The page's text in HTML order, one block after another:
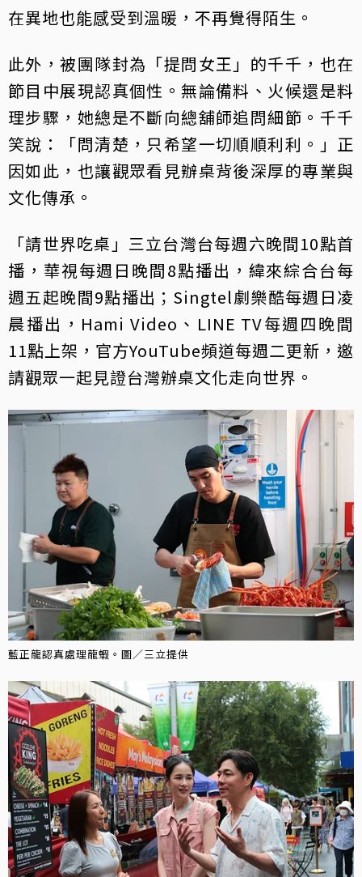
在異地也能感受到溫暖，不再覺得陌生。
此外，被團隊封為「提問女王」的千千，也在
節目中展現認真個性。無論備料、火候還是料
理步驟，她總是不斷向總舖師追問細節。千千
笑說：「問清楚，只希望一切順順利利。」正
因如此，也讓觀眾看見辦桌背後深厚的專業與
文化傳承。
「請世界吃桌」三立台灣台每週六晚間10點首
播，華視每週日晚間8點播出，緯來綜合台每
週五起晚間9點播出；Singtel劇樂酷每週日凌
晨播出，Hami Video、LINE TV每週四晚間
11點上架，官方YouTube頻道每週二更新，邀
請觀眾一起見證台灣辦桌文化走向世界。
藍正龍認真處理龍蝦。圖／三立提供